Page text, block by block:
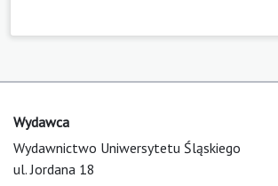
Wydawca
Wydawnictwo Uniwersytetu Śląskiego
ul. Jordana 18